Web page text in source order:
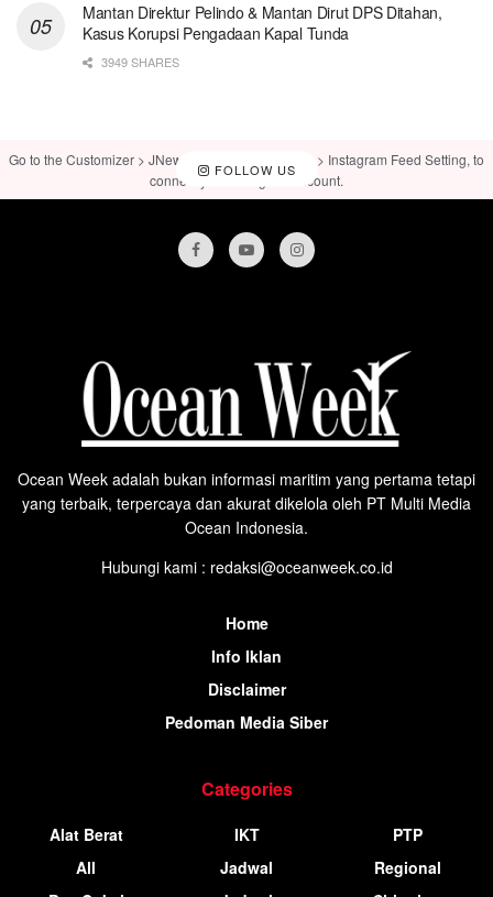
Mantan Direktur Pelindo & Mantan Dirut DPS Ditahan,
Kasus Korupsi Pengadaan Kapal Tunda
3949 SHARES
FOLLOW US
Go to the Customizer > JNews : Social, Like & View > Instagram Feed Setting, to
connect your Instagram account.
Ocean Week adalah bukan informasi maritim yang pertama tetapi
yang terbaik, terpercaya dan akurat dikelola oleh PT Multi Media
Ocean Indonesia.
Hubungi kami : redaksi@oceanweek.co.id
Home
Info Iklan
Disclaimer
Pedoman Media Siber
Categories
Alat Berat
All
IKT
Jadwal
PTP
Regional